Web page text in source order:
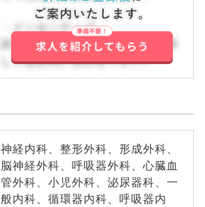
・インセンティブ
詳しくはお問い合わせ下さい。詳
しくはお問い合わせ下さい。
神経内科、整形外科、形成外科、
脳神経外科、呼吸器外科、心臓血
管外科、小児外科、泌尿器科、一
般内科、循環器内科、呼吸器内